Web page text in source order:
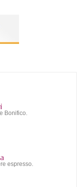
Bonifico.
espresso.